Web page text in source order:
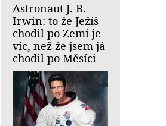
Astronaut J. B.
Irwin: to že Ježíš
chodil po Zemi je
víc, než že jsem já
chodil po Měsíci